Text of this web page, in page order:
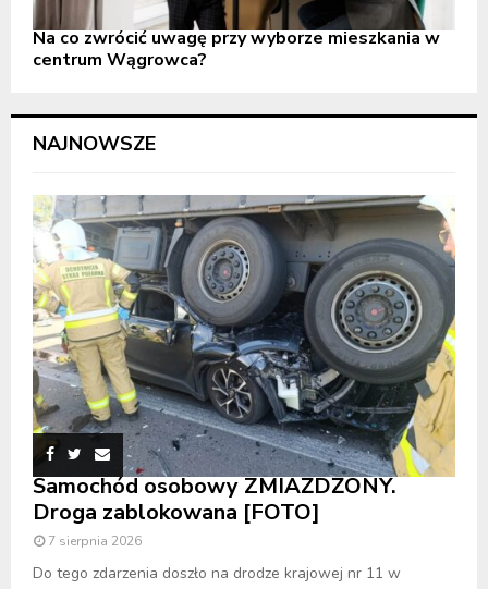
Na co zwrócić uwagę przy wyborze mieszkania w
centrum Wągrowca?
NAJNOWSZE
Samochód osobowy ZMIAŻDŻONY.
Droga zablokowana [FOTO]
7 sierpnia 2026
Do tego zdarzenia doszło na drodze krajowej nr 11 w